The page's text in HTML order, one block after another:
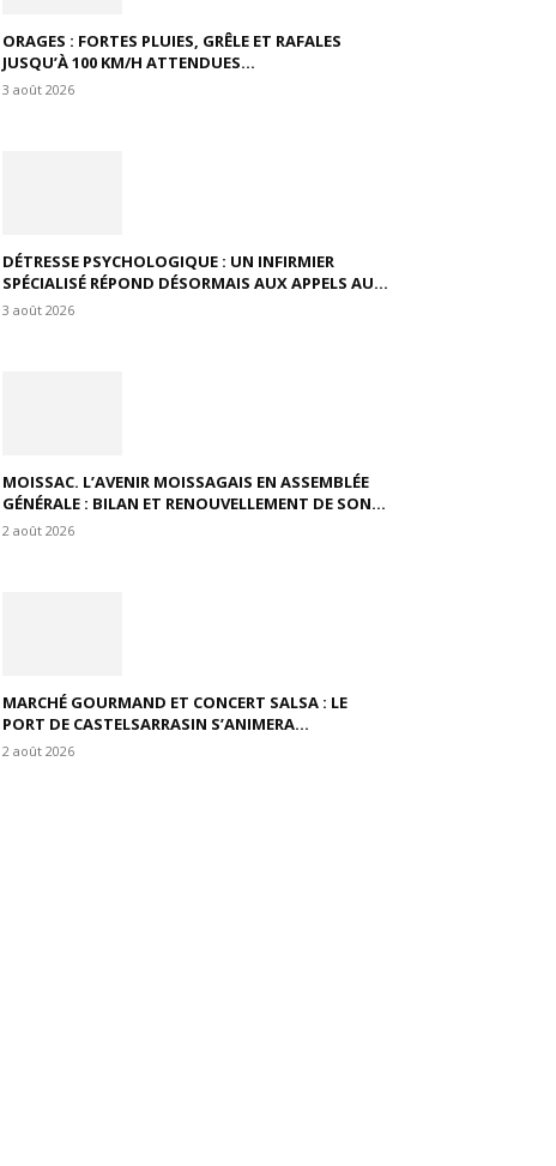
ORAGES : FORTES PLUIES, GRÊLE ET RAFALES
JUSQU’À 100 KM/H ATTENDUES...
3 août 2026
DÉTRESSE PSYCHOLOGIQUE : UN INFIRMIER
SPÉCIALISÉ RÉPOND DÉSORMAIS AUX APPELS AU...
3 août 2026
MOISSAC. L’AVENIR MOISSAGAIS EN ASSEMBLÉE
GÉNÉRALE : BILAN ET RENOUVELLEMENT DE SON...
2 août 2026
MARCHÉ GOURMAND ET CONCERT SALSA : LE
PORT DE CASTELSARRASIN S’ANIMERA...
2 août 2026